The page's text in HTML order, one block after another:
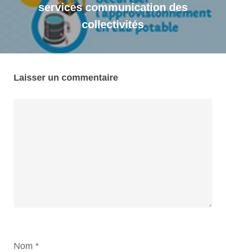
services communication des
collectivités
Laisser un commentaire
Nom *